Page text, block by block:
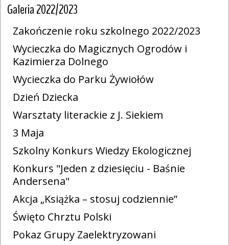
Galeria 2022/2023
Zakończenie roku szkolnego 2022/2023
Wycieczka do Magicznych Ogrodów i
Kazimierza Dolnego
Wycieczka do Parku Żywiołów
Dzień Dziecka
Warsztaty literackie z J. Siekiem
3 Maja
Szkolny Konkurs Wiedzy Ekologicznej
Konkurs "Jeden z dziesięciu - Baśnie
Andersena"
Akcja „Książka – stosuj codziennie”
Święto Chrztu Polski
Pokaz Grupy Zaelektryzowani